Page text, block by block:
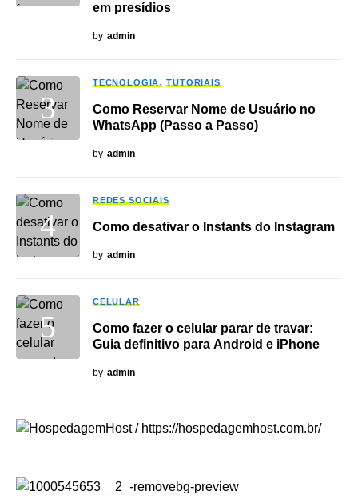
em presídios
by admin
TECNOLOGIA TUTORIAIS
Como Reservar Nome de Usuário no
WhatsApp (Passo a Passo)
by admin
REDES SOCIAIS
Como desativar o Instants do Instagram
by admin
CELULAR
Como fazer o celular parar de travar:
Guia definitivo para Android e iPhone
by admin